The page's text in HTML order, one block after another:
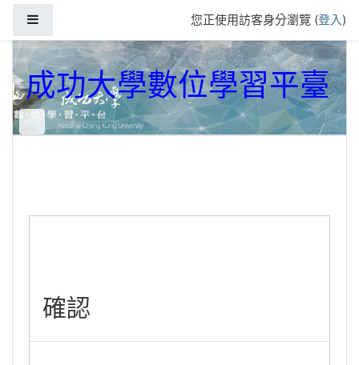
您正使用訪客身分瀏覽 (登入)
成功大學數位學習平臺
確認